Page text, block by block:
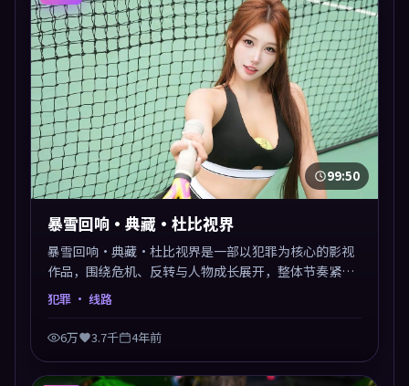
99:50
暴雪回响·典藏·杜比视界
暴雪回响·典藏·杜比视界是一部以犯罪为核心的影视
作品，围绕危机、反转与人物成长展开，整体节奏紧
凑，值得推荐观看。
犯罪 · 线路
6万 3.7千 4年前